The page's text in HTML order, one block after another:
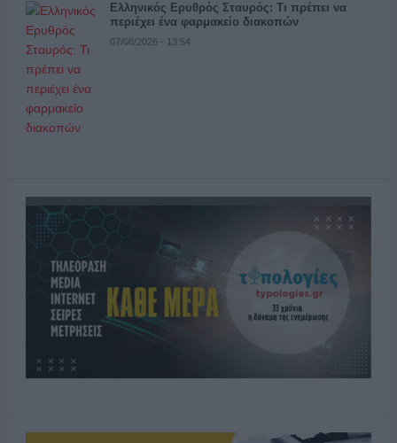
Ελληνικός Ερυθρός Σταυρός: Τι πρέπει να
περιέχει ένα φαρμακείο διακοπών
07/08/2026 - 13:54